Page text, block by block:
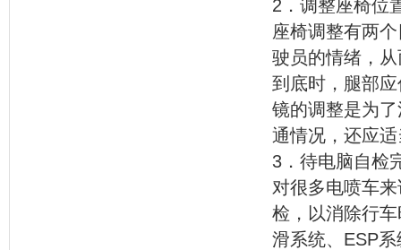
2．调整座椅位
座椅调整有两
驶员的情绪，
到底时，腿部
镜的调整是为
通情况，还应
3．待电脑自检
对很多电喷车
检，以消除行
滑系统、ESP